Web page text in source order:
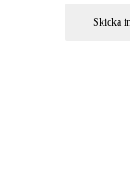
Skicka